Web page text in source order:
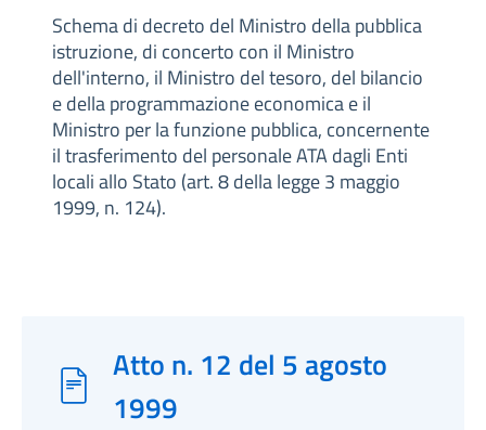
Schema di decreto del Ministro della pubblica
istruzione, di concerto con il Ministro
dell'interno, il Ministro del tesoro, del bilancio
e della programmazione economica e il
Ministro per la funzione pubblica, concernente
il trasferimento del personale ATA dagli Enti
locali allo Stato (art. 8 della legge 3 maggio
1999, n. 124).
Atto n. 12 del 5 agosto
1999